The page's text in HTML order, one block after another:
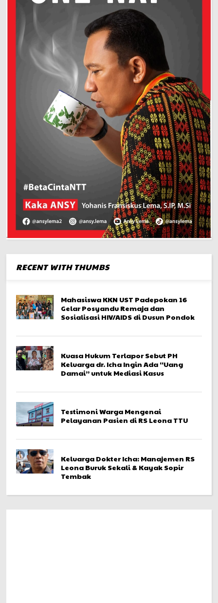
RECENT WITH THUMBS
Mahasiswa KKN UST Padepokan 16
Gelar Posyandu Remaja dan
Sosialisasi HIV/AIDS di Dusun Pondok
Kuasa Hukum Terlapor Sebut PH
Keluarga dr. Icha Ingin Ada “Uang
Damai” untuk Mediasi Kasus
Testimoni Warga Mengenai
Pelayanan Pasien di RS Leona TTU
Keluarga Dokter Icha: Manajemen RS
Leona Buruk Sekali & Kayak Sopir
Tembak